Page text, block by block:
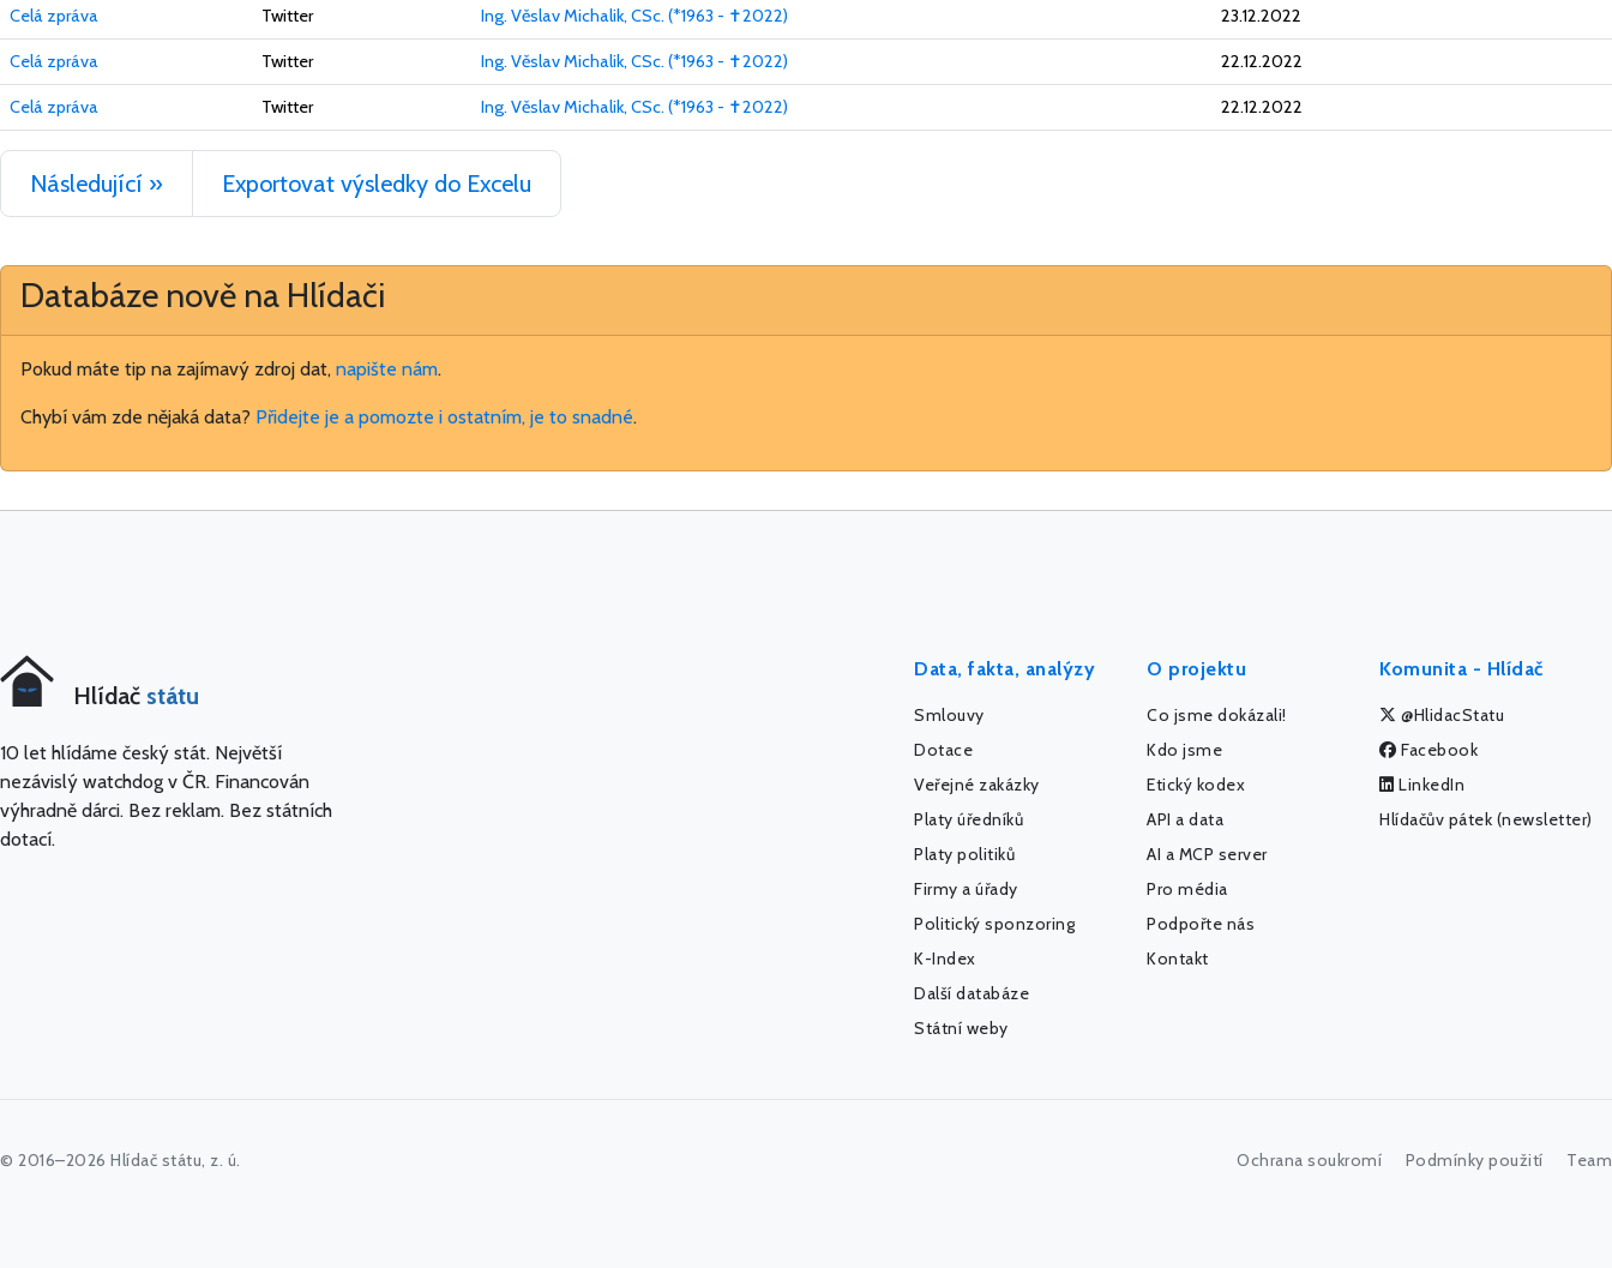
Celá zpráva Twitter Ing. Věslav Michalik, CSc. (*1963 - ✝2022) 23.12.2022
Celá zpráva Twitter Ing. Věslav Michalik, CSc. (*1963 - ✝2022) 22.12.2022
Celá zpráva Twitter Ing. Věslav Michalik, CSc. (*1963 - ✝2022) 22.12.2022
Následující » Exportovat výsledky do Excelu
Databáze nově na Hlídači
Pokud máte tip na zajímavý zdroj dat, napište nám.
Chybí vám zde nějaká data? Přidejte je a pomozte i ostatním, je to snadné.
Hlídač státu
10 let hlídáme český stát. Největší
nezávislý watchdog v ČR. Financován
výhradně dárci. Bez reklam. Bez státních
dotací.
Data, fakta, analýzy
Smlouvy
Dotace
Veřejné zakázky
Platy úředníků
Platy politiků
Firmy a úřady
Politický sponzoring
K-Index
Další databáze
Státní weby
O projektu
Co jsme dokázali!
Kdo jsme
Etický kodex
API a data
AI a MCP server
Pro média
Podpořte nás
Kontakt
Komunita - Hlídač
@HlidacStatu
Facebook
LinkedIn
Hlídačův pátek (newsletter)
© 2016–2026 Hlídač státu, z. ú. Ochrana soukromí Podmínky použití Team